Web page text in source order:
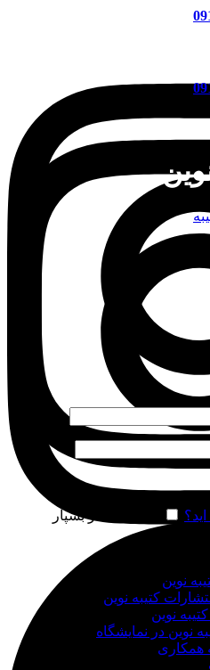
مرا به خاطر بسپار
نوین
کتیبه نوین
نوین
نوین در نمایشگاه‌
همکاری